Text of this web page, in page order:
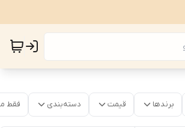
برندها قیمت دسته‌بندی فقط